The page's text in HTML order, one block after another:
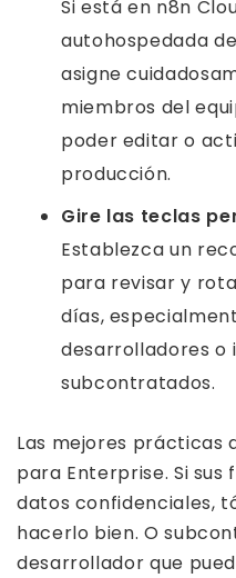
Si está en n8n
autohospedada
asigne
miembros del
poder editar o
producción.
Gire las teclas
Establezca un
para revisar y
días,
desarrolladores o
subcontratados.
Las mejores prácticas
para Enterprise. Si
datos confidenciales,
hacerlo bien. O
desarrollador que